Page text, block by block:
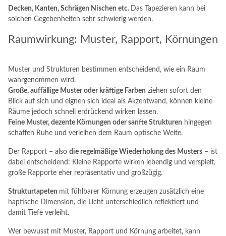
Decken, Kanten, Schrägen Nischen etc. Das Tapezieren kann bei
solchen Gegebenheiten sehr schwierig werden.
Raumwirkung: Muster, Rapport, Körnungen
Muster und Strukturen bestimmen entscheidend, wie ein Raum
wahrgenommen wird.
Große, auffällige Muster oder kräftige Farben ziehen sofort den
Blick auf sich und eignen sich ideal als Akzentwand, können kleine
Räume jedoch schnell erdrückend wirken lassen.
Feine Muster, dezente Körnungen oder sanfte Strukturen hingegen
schaffen Ruhe und verleihen dem Raum optische Weite.
Der Rapport – also die regelmäßige Wiederholung des Musters – ist
dabei entscheidend: Kleine Rapporte wirken lebendig und verspielt,
große Rapporte eher repräsentativ und großzügig.
Strukturtapeten mit fühlbarer Körnung erzeugen zusätzlich eine
haptische Dimension, die Licht unterschiedlich reflektiert und
damit Tiefe verleiht.
Wer bewusst mit Muster, Rapport und Körnung arbeitet, kann